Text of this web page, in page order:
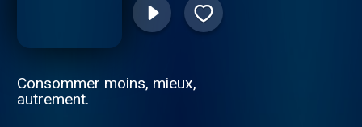
Consommer moins, mieux,
autrement.